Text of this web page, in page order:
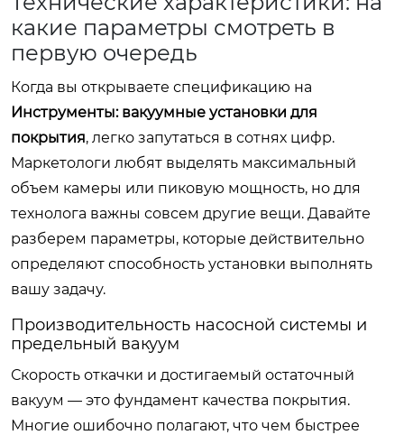
какие параметры смотреть в
первую очередь
Когда вы открываете спецификацию на
Инструменты: вакуумные установки для
покрытия, легко запутаться в сотнях цифр.
Маркетологи любят выделять максимальный
объем камеры или пиковую мощность, но для
технолога важны совсем другие вещи. Давайте
разберем параметры, которые действительно
определяют способность установки выполнять
вашу задачу.
Производительность насосной системы и
предельный вакуум
Скорость откачки и достигаемый остаточный
вакуум — это фундамент качества покрытия.
Многие ошибочно полагают, что чем быстрее